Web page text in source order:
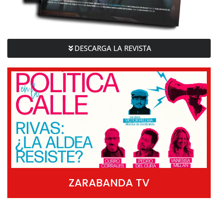
DESCARGA LA REVISTA
ZARABANDA TV